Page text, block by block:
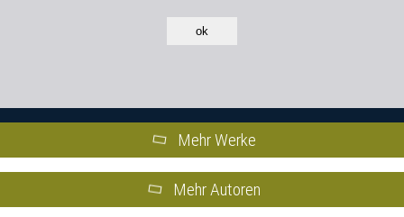
ok
Mehr Werke
Mehr Autoren